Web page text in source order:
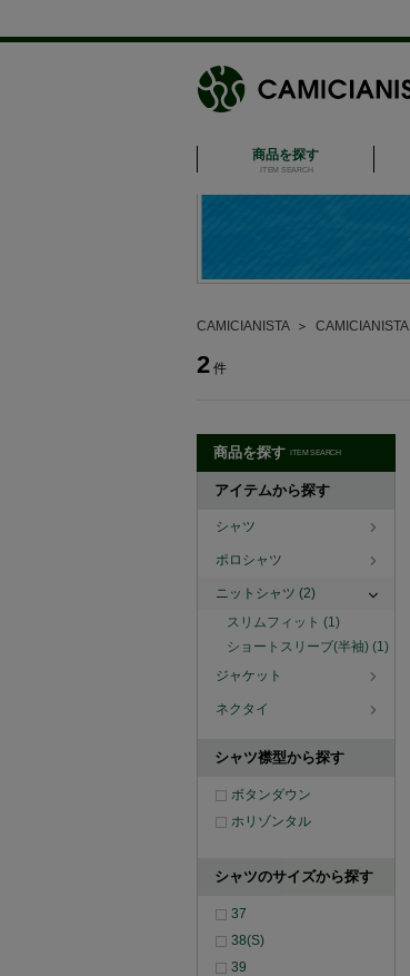
商品を探す
ITEM SEARCH
CAMICIANISTA＞ CAMICIANISTA
2 件
商品を探す ITEM SEARCH
アイテムから探す
シャツ
ポロシャツ
ニットシャツ (2)
スリムフィット (1)
ショートスリーブ(半袖) (1)
ジャケット
ネクタイ
シャツ襟型から探す
ボタンダウン
ホリゾンタル
シャツのサイズから探す
37
38(S)
39